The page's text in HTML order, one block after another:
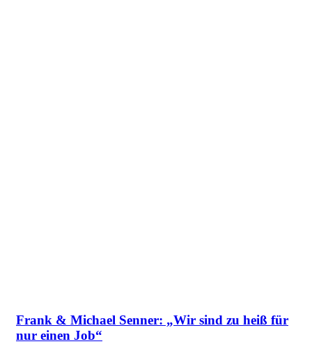
Frank & Michael Senner: „Wir sind zu heiß für
nur einen Job“